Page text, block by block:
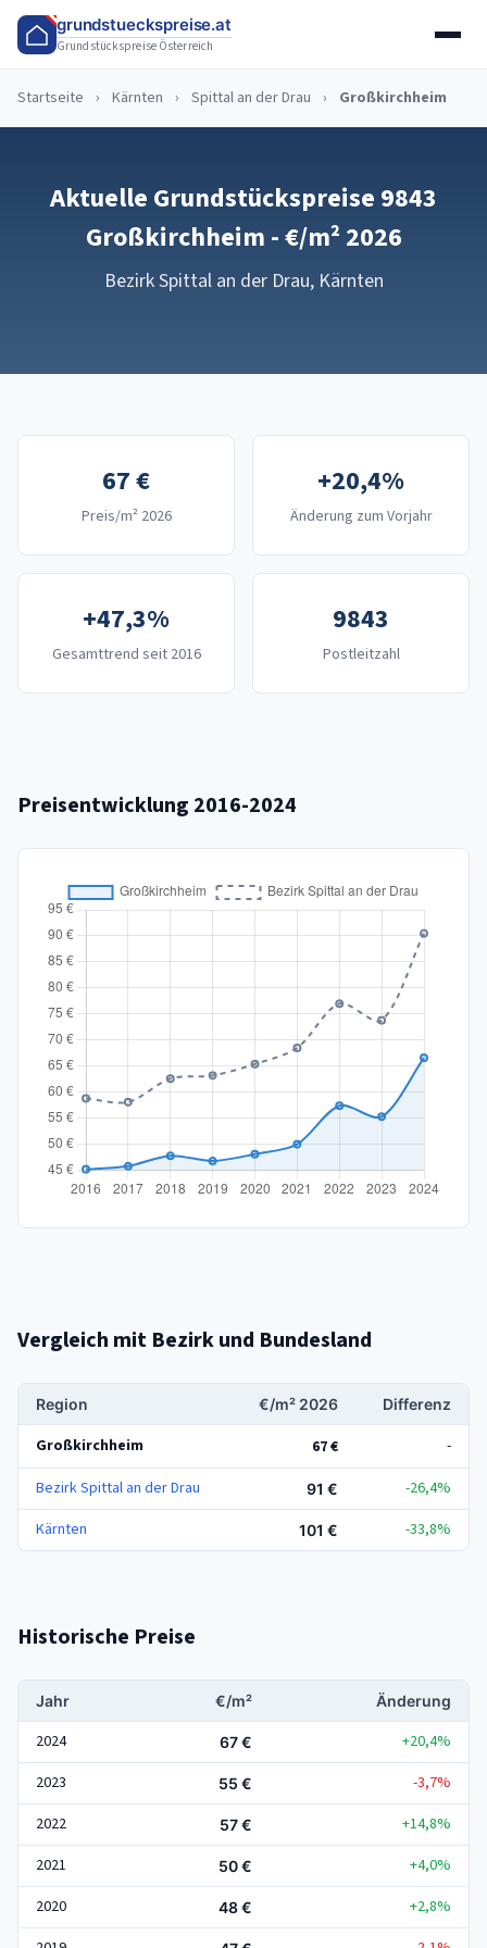
grundstueckspreise.at
Grundstückspreise Österreich
Startseite › Kärnten › Spittal an der Drau › Großkirchheim
Aktuelle Grundstückspreise 9843
Großkirchheim - €/m² 2026
Bezirk Spittal an der Drau, Kärnten
67 €
Preis/m² 2026
+20,4%
Änderung zum Vorjahr
+47,3%
Gesamttrend seit 2016
9843
Postleitzahl
Preisentwicklung 2016-2024
Vergleich mit Bezirk und Bundesland
Region €/m² 2026 Differenz
Großkirchheim 67 €
-
Bezirk Spittal an der Drau
91 €
-26,4%
Kärnten
101 € -33,8%
Historische Preise
Jahr €/m² Änderung
2024 67 €
+20,4%
2023
55 €
-3,7%
2022
57 €
+14,8%
2021
50 €
+4,0%
2020
48 €
+2,8%